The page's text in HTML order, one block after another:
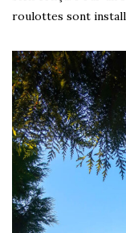
roulottes sont